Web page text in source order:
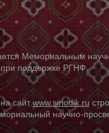
Мемориальным
при поддержке РГНФ.
сайтwww.sinodik.ru
научно-